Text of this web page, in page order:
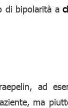
di bipolarità a
ad
ma